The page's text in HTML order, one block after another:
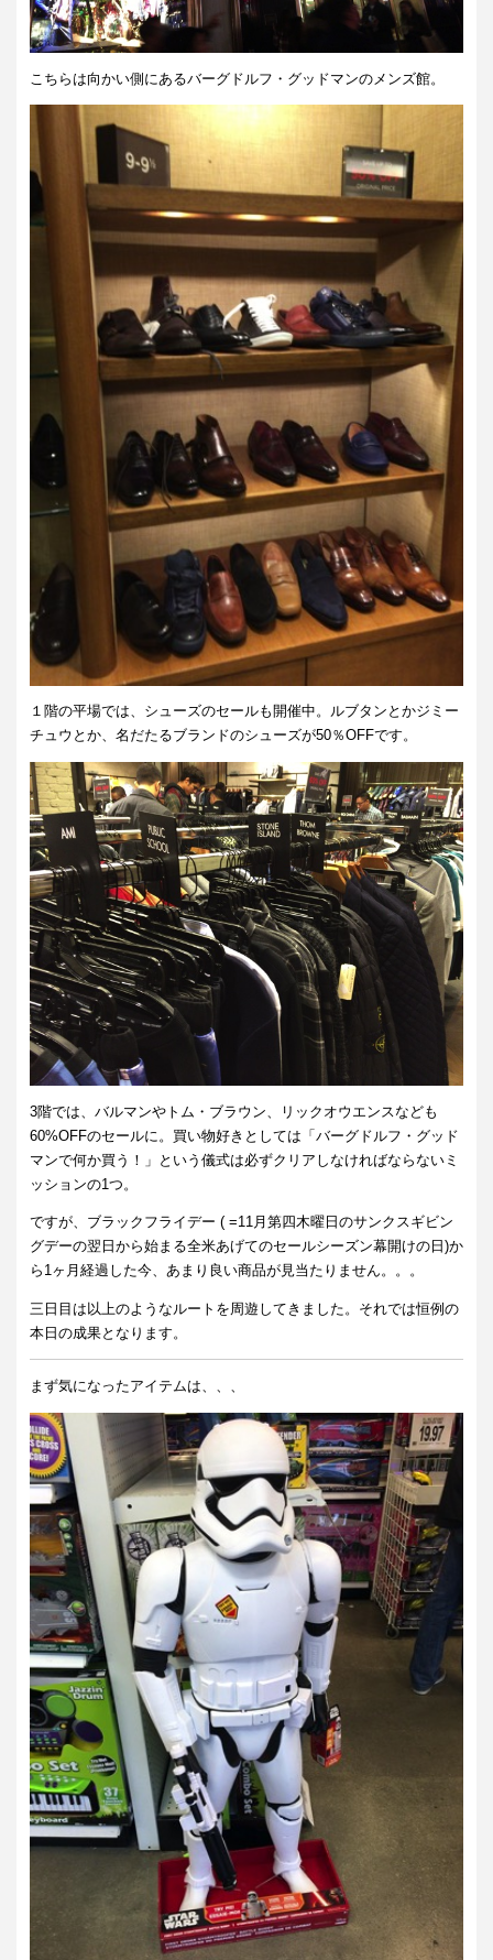
こちらは向かい側にあるバーグドルフ・グッドマンのメンズ館。
１階の平場では、シューズのセールも開催中。ルブタンとかジミー
チュウとか、名だたるブランドのシューズが50％OFFです。
3階では、バルマンやトム・ブラウン、リックオウエンスなども
60%OFFのセールに。買い物好きとしては「バーグドルフ・グッド
マンで何か買う！」という儀式は必ずクリアしなければならないミ
ッションの1つ。
ですが、ブラックフライデー ( =11月第四木曜日のサンクスギビン
グデーの翌日から始まる全米あげてのセールシーズン幕開けの日)か
ら1ヶ月経過した今、あまり良い商品が見当たりません。。。
三日目は以上のようなルートを周遊してきました。それでは恒例の
本日の成果となります。
まず気になったアイテムは、、、